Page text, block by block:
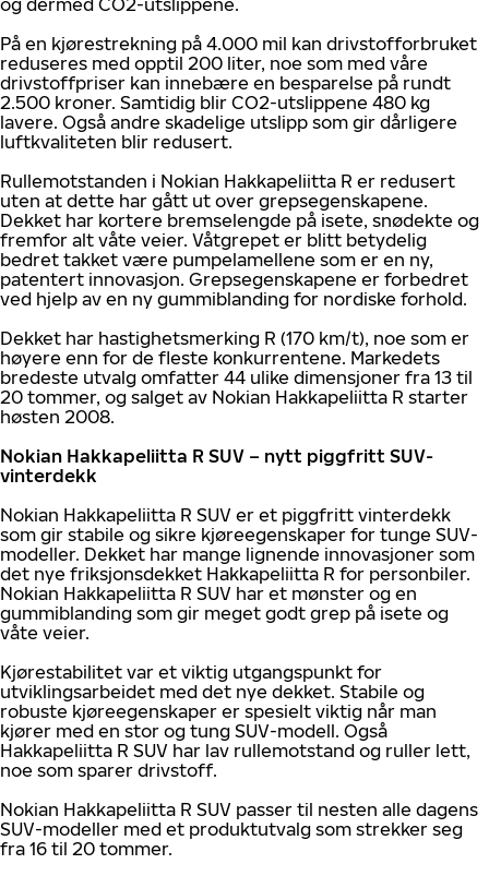
og dermed CO2-utslippene.
På en kjørestrekning på 4.000 mil kan drivstofforbruket
reduseres med opptil 200 liter, noe som med våre
drivstoffpriser kan innebære en besparelse på rundt
2.500 kroner. Samtidig blir CO2-utslippene 480 kg
lavere. Også andre skadelige utslipp som gir dårligere
luftkvaliteten blir redusert.
Rullemotstanden i Nokian Hakkapeliitta R er redusert
uten at dette har gått ut over grepsegenskapene.
Dekket har kortere bremselengde på isete, snødekte og
fremfor alt våte veier. Våtgrepet er blitt betydelig
bedret takket være pumpelamellene som er en ny,
patentert innovasjon. Grepsegenskapene er forbedret
ved hjelp av en ny gummiblanding for nordiske forhold.
Dekket har hastighetsmerking R (170 km/t), noe som er
høyere enn for de fleste konkurrentene. Markedets
bredeste utvalg omfatter 44 ulike dimensjoner fra 13 til
20 tommer, og salget av Nokian Hakkapeliitta R starter
høsten 2008.
Nokian Hakkapeliitta R SUV – nytt piggfritt SUV-
vinterdekk
Nokian Hakkapeliitta R SUV er et piggfritt vinterdekk
som gir stabile og sikre kjøreegenskaper for tunge SUV-
modeller. Dekket har mange lignende innovasjoner som
det nye friksjonsdekket Hakkapeliitta R for personbiler.
Nokian Hakkapeliitta R SUV har et mønster og en
gummiblanding som gir meget godt grep på isete og
våte veier.
Kjørestabilitet var et viktig utgangspunkt for
utviklingsarbeidet med det nye dekket. Stabile og
robuste kjøreegenskaper er spesielt viktig når man
kjører med en stor og tung SUV-modell. Også
Hakkapeliitta R SUV har lav rullemotstand og ruller lett,
noe som sparer drivstoff.
Nokian Hakkapeliitta R SUV passer til nesten alle dagens
SUV-modeller med et produktutvalg som strekker seg
fra 16 til 20 tommer.